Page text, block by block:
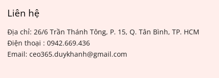
Liên hệ
Địa chỉ: 26/6 Trần Thánh Tông, P. 15, Q. Tân Bình, TP. HCM
Điện thoại : 0942.669.436
Email: ceo365.duykhanh@gmail.com